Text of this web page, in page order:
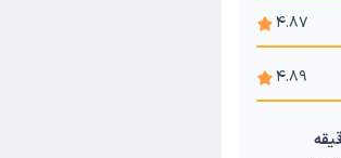
4.87
4.89